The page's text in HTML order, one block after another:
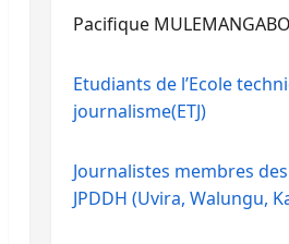
Pacifique MULEMANGABO
Etudiants de l’Ecole
journalisme(ETJ)
Journalistes membres
JPDDH (Uvira, Walungu,